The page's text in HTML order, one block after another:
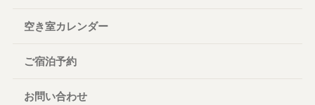
空き室カレンダー
ご宿泊予約
お問い合わせ